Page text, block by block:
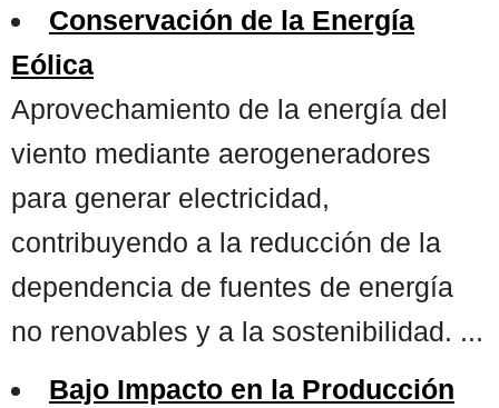
Conservación de la Energía
Eólica
Aprovechamiento de la energía del
viento mediante aerogeneradores
para generar electricidad,
contribuyendo a la reducción de la
dependencia de fuentes de energía
no renovables y a la sostenibilidad. ...
Bajo Impacto en la Producción